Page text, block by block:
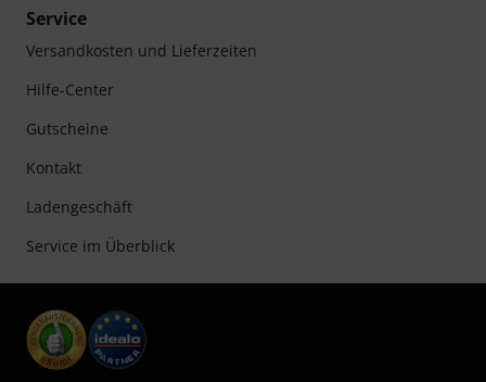
Service
Versandkosten und Lieferzeiten
Hilfe-Center
Gutscheine
Kontakt
Ladengeschäft
Service im Überblick